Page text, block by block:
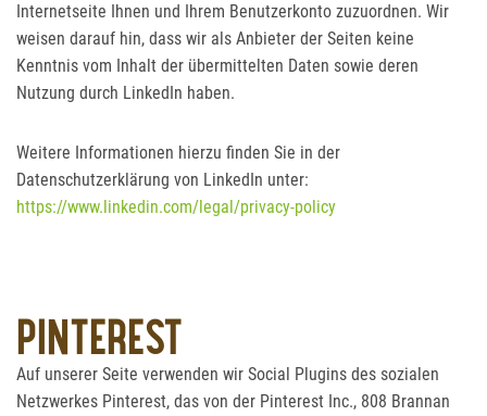
Internetseite Ihnen und Ihrem Benutzerkonto zuzuordnen. Wir
weisen darauf hin, dass wir als Anbieter der Seiten keine
Kenntnis vom Inhalt der übermittelten Daten sowie deren
Nutzung durch LinkedIn haben.
Weitere Informationen hierzu finden Sie in der
Datenschutzerklärung von LinkedIn unter:
https://www.linkedin.com/legal/privacy-policy
PINTEREST
Auf unserer Seite verwenden wir Social Plugins des sozialen
Netzwerkes Pinterest, das von der Pinterest Inc., 808 Brannan